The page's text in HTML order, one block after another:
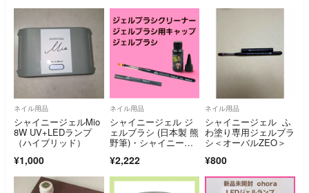
ネイル用品
シャイニージェルMio
8W UV+LEDランプ
（ハイブリッド）
¥1,000
ネイル用品
シャイニージェル ジ
ェルブラシ (日本製 熊
野筆)・シャイニージ
¥2,222
ネイル用品
シャイニージェル ふ
わ塗り専用ジェルブラ
シ＜オーバルZEO＞
¥800